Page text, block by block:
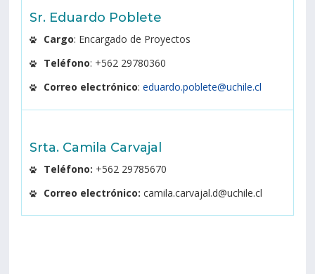
Sr. Eduardo Poblete
Cargo: Encargado de Proyectos
Teléfono: +562 29780360
Correo electrónico: eduardo.poblete@uchile.cl
Srta. Camila Carvajal
Teléfono: +562 29785670
Correo electrónico: camila.carvajal.d@uchile.cl